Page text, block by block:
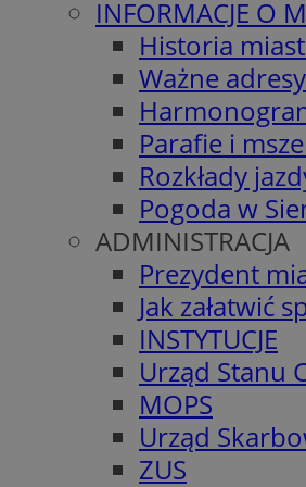
INFORMACJE O
Historia
Ważne
Parafie i
Rozkłady
Pogoda w
ADMINISTRACJA
Prezydent
Jak załatwić
INSTYTUCJE
Urząd Stanu
MOPS
Urząd
ZUS